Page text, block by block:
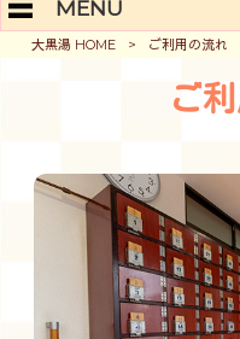
MENU
大黒湯 HOME > ご利用の流れ
ご